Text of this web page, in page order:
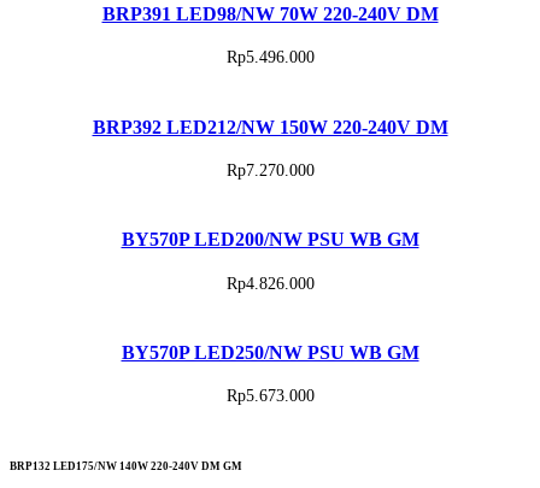
BRP391 LED98/NW 70W 220-240V DM
Rp5.496.000
BRP392 LED212/NW 150W 220-240V DM
Rp7.270.000
BY570P LED200/NW PSU WB GM
Rp4.826.000
BY570P LED250/NW PSU WB GM
Rp5.673.000
BRP132 LED175/NW 140W 220-240V DM GM